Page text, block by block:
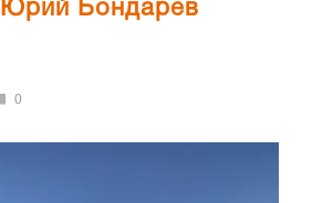
Юрий Бондарев
0